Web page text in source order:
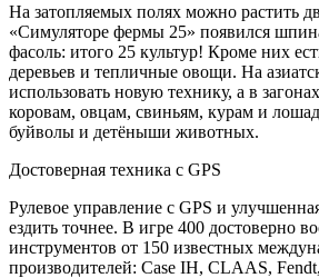
На затопляемых полях можно растить
«Симуляторе фермы 25» появился
фасоль: итого 25 культур! Кроме них
деревьев и тепличные овощи. На
использовать новую технику, а в
коровам, овцам, свиньям, курам и
буйволы и детёныши животных.
Достоверная техника с GPS
Рулевое управление с GPS и
ездить точнее. В игре 400 достоверно
инструментов от 150 известных
производителей: Case IH, CLAAS,